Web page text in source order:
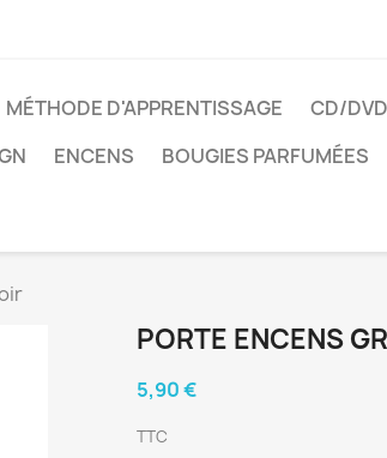
MÉTHODE D'APPRENTISSAGE CD/DVD
ENCENS BOUGIES PARFUMÉES
PORTE ENCENS
5,90 €
TTC